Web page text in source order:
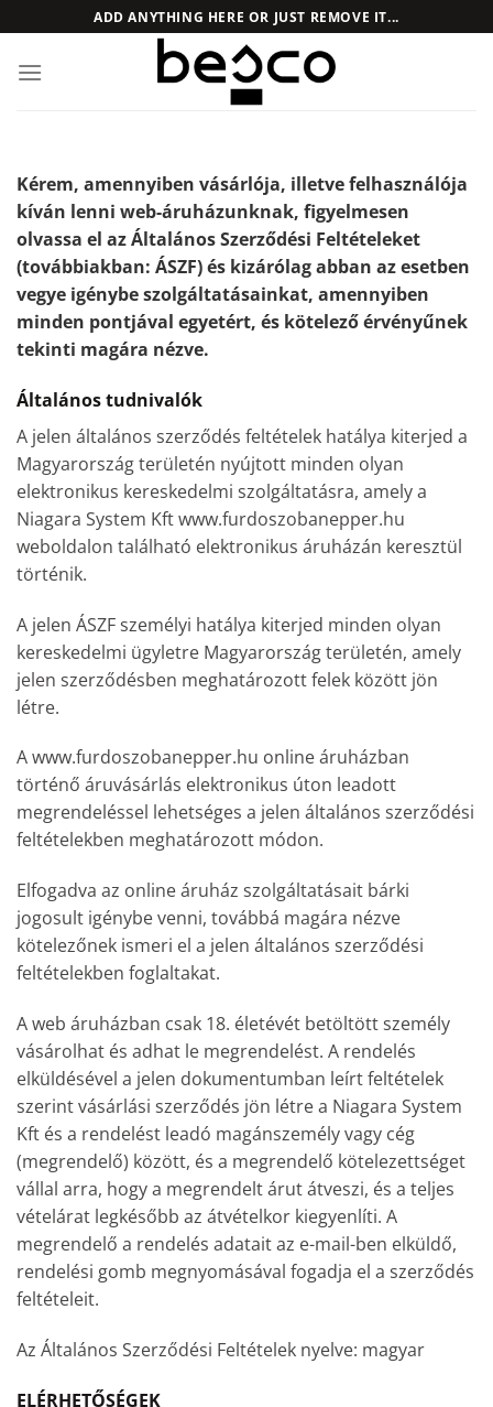
to
content
ADD ANYTHING HERE OR JUST REMOVE IT...
Kérem, amennyiben vásárlója, illetve felhasználója
kíván lenni web-áruházunknak, figyelmesen
olvassa el az Általános Szerződési Feltételeket
(továbbiakban: ÁSZF) és kizárólag abban az esetben
vegye igénybe szolgáltatásainkat, amennyiben
minden pontjával egyetért, és kötelező érvényűnek
tekinti magára nézve.
Általános tudnivalók
A jelen általános szerződés feltételek hatálya kiterjed a
Magyarország területén nyújtott minden olyan
elektronikus kereskedelmi szolgáltatásra, amely a
Niagara System Kft www.furdoszobanepper.hu
weboldalon található elektronikus áruházán keresztül
történik.
A jelen ÁSZF személyi hatálya kiterjed minden olyan
kereskedelmi ügyletre Magyarország területén, amely
jelen szerződésben meghatározott felek között jön
létre.
A www.furdoszobanepper.hu online áruházban
történő áruvásárlás elektronikus úton leadott
megrendeléssel lehetséges a jelen általános szerződési
feltételekben meghatározott módon.
Elfogadva az online áruház szolgáltatásait bárki
jogosult igénybe venni, továbbá magára nézve
kötelezőnek ismeri el a jelen általános szerződési
feltételekben foglaltakat.
A web áruházban csak 18. életévét betöltött személy
vásárolhat és adhat le megrendelést. A rendelés
elküldésével a jelen dokumentumban leírt feltételek
szerint vásárlási szerződés jön létre a Niagara System
Kft és a rendelést leadó magánszemély vagy cég
(megrendelő) között, és a megrendelő kötelezettséget
vállal arra, hogy a megrendelt árut átveszi, és a teljes
vételárat legkésőbb az átvételkor kiegyenlíti. A
megrendelő a rendelés adatait az e-mail-ben elküldő,
rendelési gomb megnyomásával fogadja el a szerződés
feltételeit.
Az Általános Szerződési Feltételek nyelve: magyar
ELÉRHETŐSÉGEK